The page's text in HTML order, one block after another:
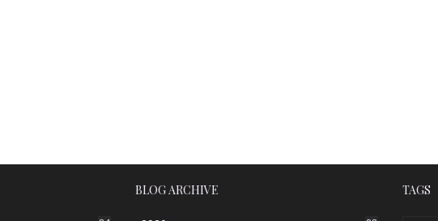
BLOG ARCHIVE TAGS